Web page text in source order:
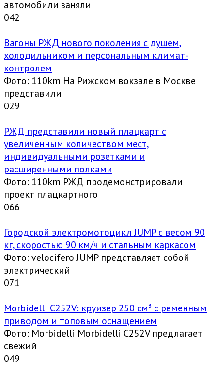
автомобили заняли
042
Вагоны РЖД нового поколения с душем,
холодильником и персональным климат-
контролем
Фото: 110km На Рижском вокзале в Москве
представили
029
РЖД представили новый плацкарт с
увеличенным количеством мест,
индивидуальными розетками и
расширенными полками
Фото: 110km РЖД продемонстрировали
проект плацкартного
066
Городской электромотоцикл JUMP с весом 90
кг, скоростью 90 км/ч и стальным каркасом
Фото: velocifero JUMP представляет собой
электрический
071
Morbidelli C252V: круизер 250 см³ с ременным
приводом и топовым оснащением
Фото: Morbidelli Morbidelli C252V предлагает
свежий
049